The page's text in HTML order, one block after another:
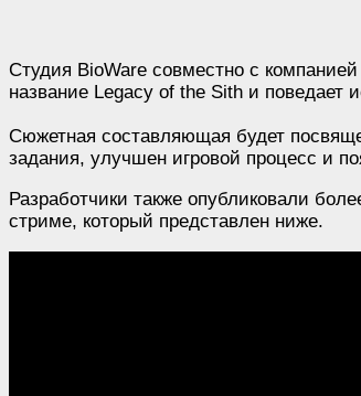
Студия BioWare совместно с
название Legacy of the Sith и
Сюжетная составляющая будет
задания, улучшен игровой процесс и
Разработчики также опубликовали
стриме, который представлен ниже.